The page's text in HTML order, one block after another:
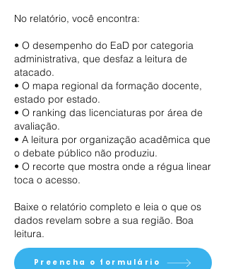
No relatório, você encontra:
• O desempenho do EaD por categoria
administrativa, que desfaz a leitura de
atacado.
• O mapa regional da formação docente,
estado por estado.
• O ranking das licenciaturas por área de
avaliação.
• A leitura por organização acadêmica que
o debate público não produziu.
• O recorte que mostra onde a régua linear
toca o acesso.
Baixe o relatório completo e leia o que os
dados revelam sobre a sua região. Boa
leitura.
Preencha o formulário